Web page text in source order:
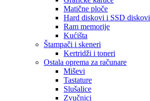
Matične ploče
Hard diskovi i SSD diskovi
Ram memorije
Kućišta
Štampači i skeneri
Kertridži i toneri
Ostala oprema za računare
Miševi
Tastature
Slušalice
Zvučnici